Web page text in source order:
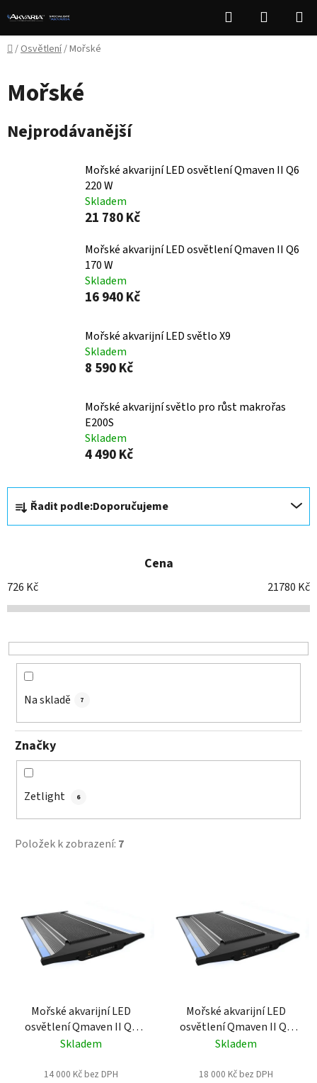
na
obsah
Hledat
KOŠÍK
Domů
/Osvětlení/Mořské
Mořské
Nejprodávanější
Mořské akvarijní LED osvětlení Qmaven II Q6
220 W
Skladem
21 780 Kč
Mořské akvarijní LED osvětlení Qmaven II Q6
170 W
Skladem
16 940 Kč
Mořské akvarijní LED světlo X9
Skladem
8 590 Kč
Mořské akvarijní světlo pro růst makrořas
E200S
Skladem
4 490 Kč
Ř
z
í
p
o
d
ů
Řadit podle:Doporučujeme
Cena
726 Kč 21780 Kč
Na skladě 7
Značky
Zetlight 6
Položek k zobrazení: 7
Mořské akvarijní LED
osvětlení Qmaven II Q6
170 W
Skladem
14 000 Kč bez DPH
Mořské akvarijní LED
osvětlení Qmaven II Q6
220 W
Skladem
18 000 Kč bez DPH